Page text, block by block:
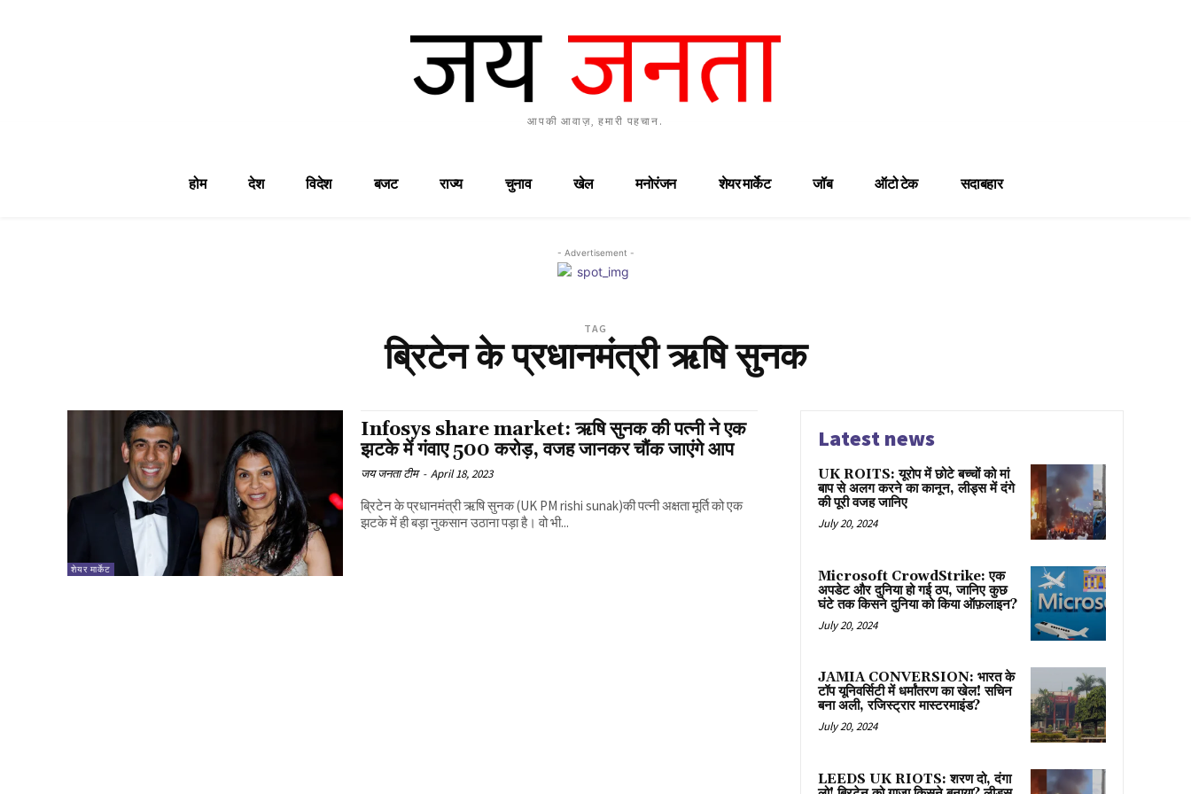
आपकी आवाज़, हमारी पहचान.
होम देश विदेश बजट राज्य चुनाव खेल मनोरंजन शेयर मार्केट जॉब ऑटो टेक सदाबहार
- Advertisement -
TAG
ब्रिटेन के प्रधानमंत्री ऋषि सुनक
शेयर मार्केट
Infosys share market: ऋषि सुनक की पत्नी ने एक
झटके में गंवाए 500 करोड़, वजह जानकर चौंक जाएंगे आप
जय जनता टीम - April 18, 2023
ब्रिटेन के प्रधानमंत्री ऋषि सुनक (UK PM rishi sunak)की पत्नी अक्षता मूर्ति को एक
झटके में ही बड़ा नुकसान उठाना पड़ा है। वो भी...
Latest news
UK ROITS: यूरोप में छोटे बच्चों को मां
बाप से अलग करने का कानून, लीड्स में दंगे
की पूरी वजह जानिए
July 20, 2024
Microsoft CrowdStrike: एक
अपडेट और दुनिया हो गई ठप, जानिए कुछ
घंटे तक किसने दुनिया को किया ऑफ़लाइन?
July 20, 2024
JAMIA CONVERSION: भारत के
टॉप यूनिवर्सिटी में धर्मांतरण का खेल! सचिन
बना अली, रजिस्ट्रार मास्टरमाइंड?
July 20, 2024
LEEDS UK RIOTS: शरण दो, दंगा